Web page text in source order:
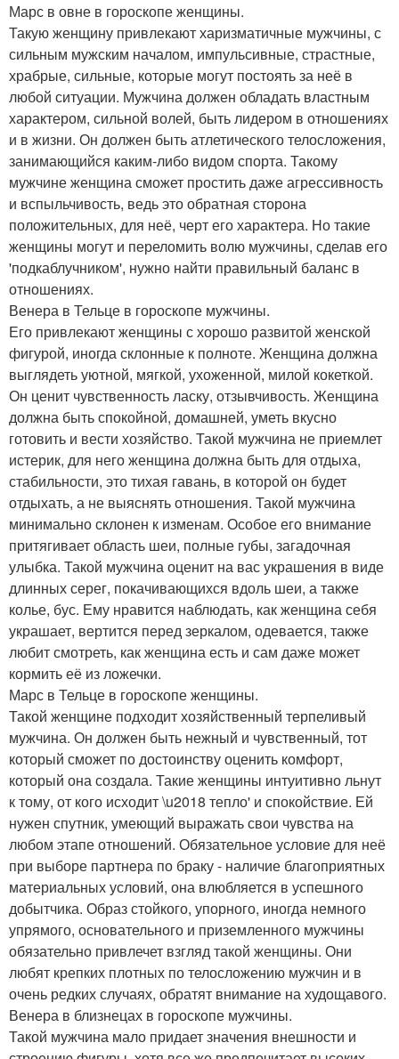
Марс в овне в гороскопе женщины.
Такую женщину привлекают харизматичные мужчины, с
сильным мужским началом, импульсивные, страстные,
храбрые, сильные, которые могут постоять за неё в
любой ситуации. Мужчина должен обладать властным
характером, сильной волей, быть лидером в отношениях
и в жизни. Он должен быть атлетического телосложения,
занимающийся каким-либо видом спорта. Такому
мужчине женщина сможет простить даже агрессивность
и вспыльчивость, ведь это обратная сторона
положительных, для неё, черт его характера. Но такие
женщины могут и переломить волю мужчины, сделав его
'подкаблучником', нужно найти правильный баланс в
отношениях.
Венера в Тельце в гороскопе мужчины.
Его привлекают женщины с хорошо развитой женской
фигурой, иногда склонные к полноте. Женщина должна
выглядеть уютной, мягкой, ухоженной, милой кокеткой.
Он ценит чувственность ласку, отзывчивость. Женщина
должна быть спокойной, домашней, уметь вкусно
готовить и вести хозяйство. Такой мужчина не приемлет
истерик, для него женщина должна быть для отдыха,
стабильности, это тихая гавань, в которой он будет
отдыхать, а не выяснять отношения. Такой мужчина
минимально склонен к изменам. Особое его внимание
притягивает область шеи, полные губы, загадочная
улыбка. Такой мужчина оценит на вас украшения в виде
длинных серег, покачивающихся вдоль шеи, а также
колье, бус. Ему нравится наблюдать, как женщина себя
украшает, вертится перед зеркалом, одевается, также
любит смотреть, как женщина есть и сам даже может
кормить её из ложечки.
Марс в Тельце в гороскопе женщины.
Такой женщине подходит хозяйственный терпеливый
мужчина. Он должен быть нежный и чувственный, тот
который сможет по достоинству оценить комфорт,
который она создала. Такие женщины интуитивно льнут
к тому, от кого исходит \u2018 тепло' и спокойствие. Ей
нужен спутник, умеющий выражать свои чувства на
любом этапе отношений. Обязательное условие для неё
при выборе партнера по браку - наличие благоприятных
материальных условий, она влюбляется в успешного
добытчика. Образ стойкого, упорного, иногда немного
упрямого, основательного и приземленного мужчины
обязательно привлечет взгляд такой женщины. Они
любят крепких плотных по телосложению мужчин и в
очень редких случаях, обратят внимание на худощавого.
Венера в близнецах в гороскопе мужчины.
Такой мужчина мало придает значения внешности и